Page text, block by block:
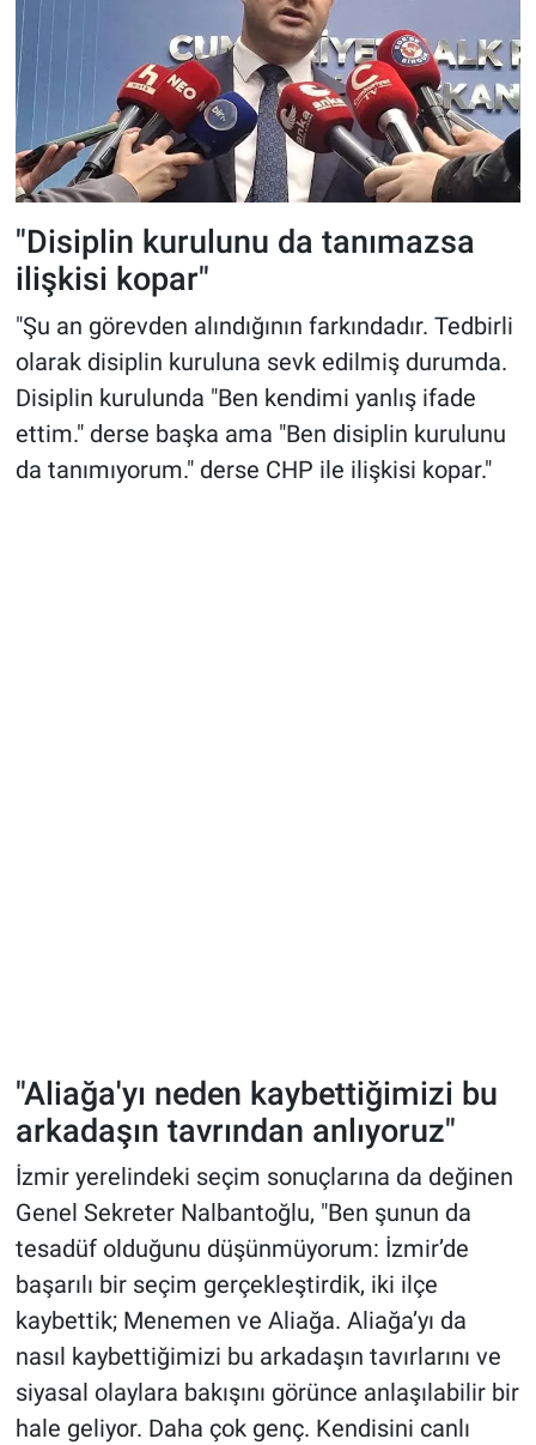
"Disiplin kurulunu da tanımazsa
ilişkisi kopar"
"Şu an görevden alındığının farkındadır. Tedbirli
olarak disiplin kuruluna sevk edilmiş durumda.
Disiplin kurulunda "Ben kendimi yanlış ifade
ettim." derse başka ama "Ben disiplin kurulunu
da tanımıyorum." derse CHP ile ilişkisi kopar."
"Aliağa'yı neden kaybettiğimizi bu
arkadaşın tavrından anlıyoruz"
İzmir yerelindeki seçim sonuçlarına da değinen
Genel Sekreter Nalbantoğlu, "Ben şunun da
tesadüf olduğunu düşünmüyorum: İzmir’de
başarılı bir seçim gerçekleştirdik, iki ilçe
kaybettik; Menemen ve Aliağa. Aliağa’yı da
nasıl kaybettiğimizi bu arkadaşın tavırlarını ve
siyasal olaylara bakışını görünce anlaşılabilir bir
hale geliyor. Daha çok genç. Kendisini canlı